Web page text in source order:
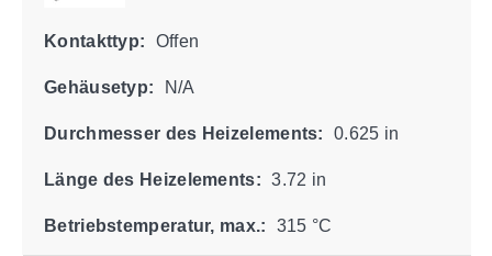
Kontakttyp: Offen
Gehäusetyp: N/A
Durchmesser des Heizelements: 0.625 in
Länge des Heizelements: 3.72 in
Betriebstemperatur, max.: 315 °C